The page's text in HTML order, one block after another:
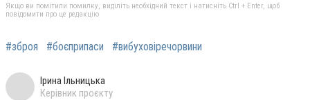
Якщо ви помітили помилку, виділіть необхідний текст і натисніть Ctrl + Enter, щоб
повідомити про це редакцію
#зброя #боєприпаси #вибуховіречорвини
Ірина Ільницька
Керівник проєкту